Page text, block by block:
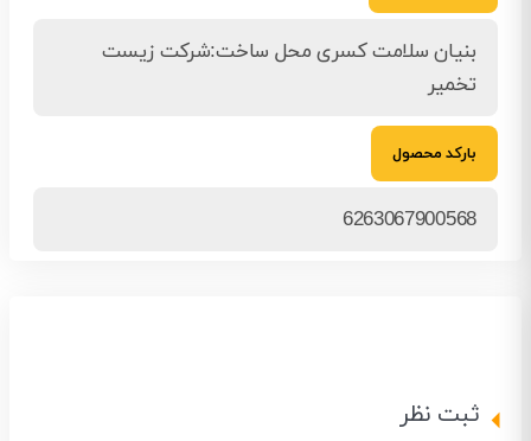
بنیان سلامت کسری محل ساخت:شرکت زیست
تخمیر
بارکد محصول
6263067900568
ثبت نظر